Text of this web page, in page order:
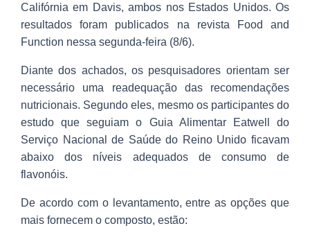
Califórnia em Davis, ambos nos Estados Unidos. Os
resultados foram publicados na revista Food and
Function nessa segunda-feira (8/6).
Diante dos achados, os pesquisadores orientam ser
necessário uma readequação das recomendações
nutricionais. Segundo eles, mesmo os participantes do
estudo que seguiam o Guia Alimentar Eatwell do
Serviço Nacional de Saúde do Reino Unido ficavam
abaixo dos níveis adequados de consumo de
flavonóis.
De acordo com o levantamento, entre as opções que
mais fornecem o composto, estão: